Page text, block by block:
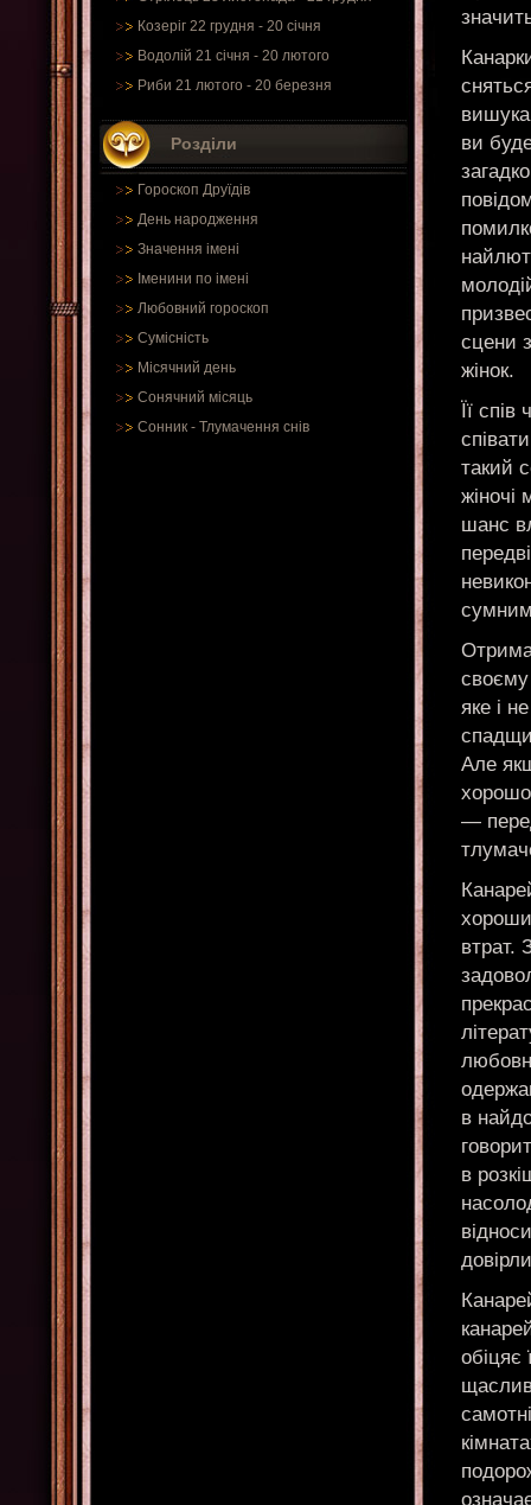
Козеріг 22 грудня - 20 січня
Водолій 21 січня - 20 лютого
Риби 21 лютого - 20 березня
Розділи
Гороскоп Друїдів
День народження
Значення імені
Іменини по імені
Любовний гороскоп
Сумісність
Місячний день
Сонячний місяць
Сонник - Тлумачення снів
ви
сцени
жінок.
Її
такий
жіночі
шанс
яке і
Але
—
втрат.
в
в
обіцяє